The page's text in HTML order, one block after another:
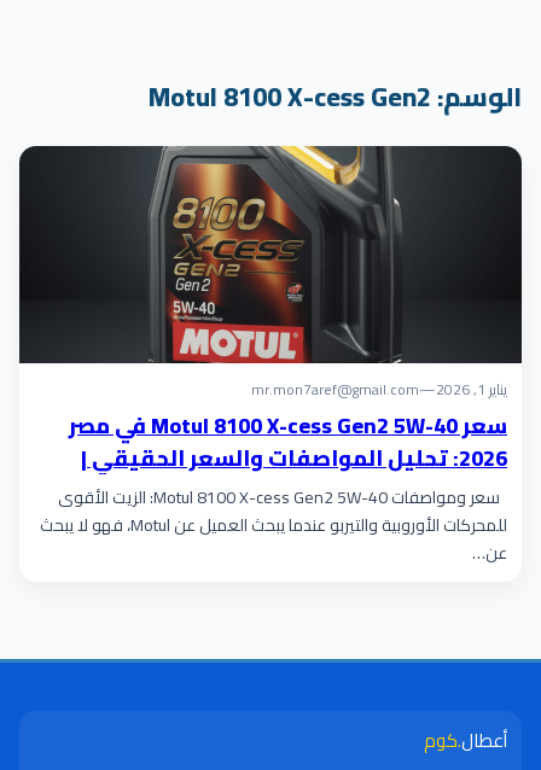
الوسم:Motul 8100 X-cess Gen2
يناير 1, 2026 —
mr.mon7aref@gmail.com
سعر Motul 8100 X-cess Gen2 5W-40 في مصر
2026: تحليل المواصفات والسعر الحقيقي |
أعطال
سعر ومواصفات Motul 8100 X-cess Gen2 5W-40: الزيت الأقوى
للمحركات الأوروبية والتيربو عندما يبحث العميل عن Motul، فهو لا يبحث
عن…
أعطال.كوم